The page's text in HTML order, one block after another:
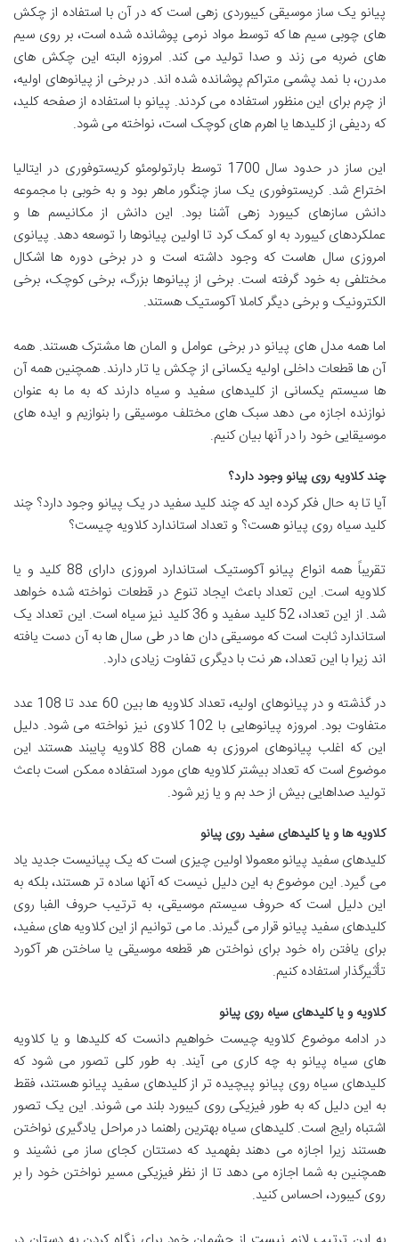
پیانو یک ساز موسیقی کیبوردی زهی است که در آن با استفاده از چکش
های چوبی سیم ها که توسط مواد نرمی پوشانده شده است، بر روی سیم
های ضربه می زند و صدا تولید می کند. امروزه البته این چکش های
مدرن، با نمد پشمی متراکم پوشانده شده اند. در برخی از پیانوهای اولیه،
از چرم برای این منظور استفاده می کردند. پیانو با استفاده از صفحه کلید،
که ردیفی از کلیدها یا اهرم های کوچک است، نواخته می شود.
این ساز در حدود سال 1700 توسط بارتولومئو کریستوفوری در ایتالیا
اختراع شد. کریستوفوری یک ساز چنگور ماهر بود و به خوبی با مجموعه
دانش سازهای کیبورد زهی آشنا بود. این دانش از مکانیسم ها و
عملکردهای کیبورد به او کمک کرد تا اولین پیانوها را توسعه دهد. پیانوی
امروزی سال هاست که وجود داشته است و در برخی دوره ها اشکال
مختلفی به خود گرفته است. برخی از پیانوها بزرگ، برخی کوچک، برخی
الکترونیک و برخی دیگر کاملا آکوستیک هستند.
اما همه مدل های پیانو در برخی عوامل و المان ها مشترک هستند. همه
آن ها قطعات داخلی اولیه یکسانی از چکش یا تار دارند. همچنین همه آن
ها سیستم یکسانی از کلیدهای سفید و سیاه دارند که به ما به عنوان
نوازنده اجازه می دهد سبک های مختلف موسیقی را بنوازیم و ایده های
موسیقایی خود را در آنها بیان کنیم.
چند کلاویه روی پیانو وجود دارد؟
آیا تا به حال فکر کرده اید که چند کلید سفید در یک پیانو وجود دارد؟ چند
کلید سیاه روی پیانو هست؟ و تعداد استاندارد کلاویه چیست؟
تقریباً همه انواع پیانو آکوستیک استاندارد امروزی دارای 88 کلید و یا
کلاویه است. این تعداد باعث ایجاد تنوع در قطعات نواخته شده خواهد
شد. از این تعداد، 52 کلید سفید و 36 کلید نیز سیاه است. این تعداد یک
استاندارد ثابت است که موسیقی دان ها در طی سال ها به آن دست یافته
اند زیرا با این تعداد، هر نت با دیگری تفاوت زیادی دارد.
در گذشته و در پیانوهای اولیه، تعداد کلاویه ها بین 60 عدد تا 108 عدد
متفاوت بود. امروزه پیانوهایی با 102 کلاوی نیز نواخته می شود. دلیل
این که اغلب پیانوهای امروزی به همان 88 کلاویه پایبند هستند این
موضوع است که تعداد بیشتر کلاویه های مورد استفاده ممکن است باعث
تولید صداهایی بیش از حد بم و یا زیر شود.
کلاویه ها و یا کلیدهای سفید روی پیانو
کلیدهای سفید پیانو معمولا اولین چیزی است که یک پیانیست جدید یاد
می گیرد. این موضوع به این دلیل نیست که آنها ساده تر هستند، بلکه به
این دلیل است که حروف سیستم موسیقی، به ترتیب حروف الفبا روی
کلیدهای سفید پیانو قرار می گیرند. ما می توانیم از این کلاویه های سفید،
برای یافتن راه خود برای نواختن هر قطعه موسیقی یا ساختن هر آکورد
تأثیرگذار استفاده کنیم.
کلاویه و یا کلیدهای سیاه روی پیانو
در ادامه موضوع کلاویه چیست خواهیم دانست که کلیدها و یا کلاویه
های سیاه پیانو به چه کاری می آیند. به طور کلی تصور می شود که
کلیدهای سیاه روی پیانو پیچیده تر از کلیدهای سفید پیانو هستند، فقط
به این دلیل که به طور فیزیکی روی کیبورد بلند می شوند. این یک تصور
اشتباه رایج است. کلیدهای سیاه بهترین راهنما در مراحل یادگیری نواختن
هستند زیرا اجازه می دهند بفهمید که دستتان کجای ساز می نشیند و
همچنین به شما اجازه می دهد تا از نظر فیزیکی مسیر نواختن خود را بر
روی کیبورد، احساس کنید.